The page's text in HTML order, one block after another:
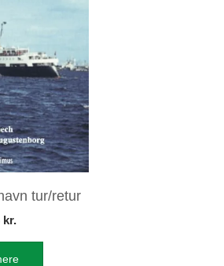
tur/retur
kr.